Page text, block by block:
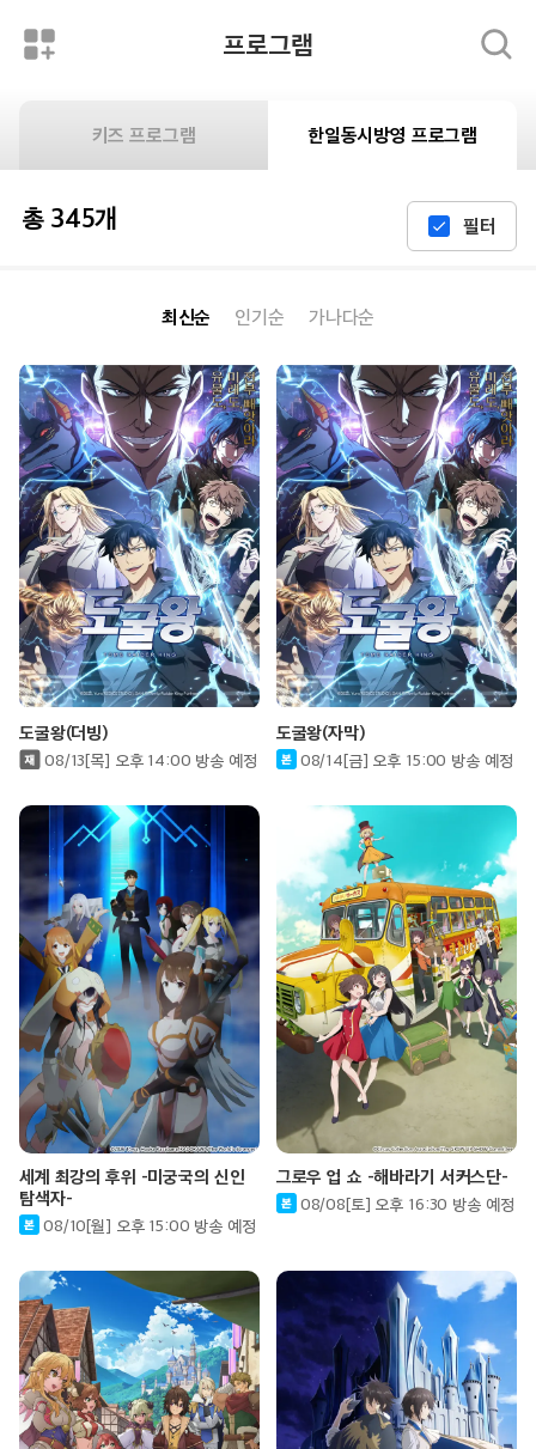
프로그램
키즈 프로그램 한일동시방영 프로그램
총 345개 필터
최신순 인기순 가나다순
도굴왕(더빙)
08/13[목] 오후 14:00 방송 예정
도굴왕(자막)
08/14[금] 오후 15:00 방송 예정
세계 최강의 후위 -미궁국의 신인
탐색자-
08/10[월] 오후 15:00 방송 예정
그로우 업 쇼 -해바라기 서커스단-
08/08[토] 오후 16:30 방송 예정